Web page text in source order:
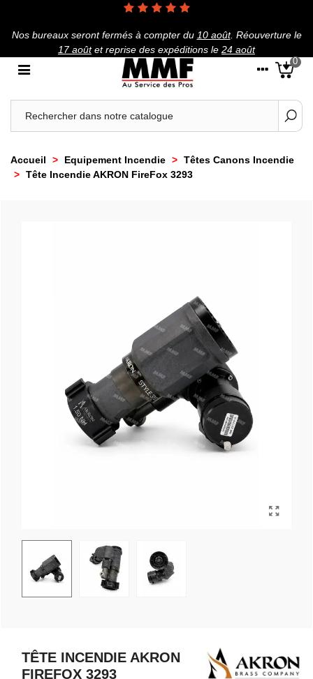
Nos bureaux seront fermés à compter du 10 août. Réouverture le
17 aoûtet reprise des expéditions le 24 août
0
Accueil > Equipement Incendie > Têtes Canons Incendie
> Tête Incendie AKRON FireFox 3293
TÊTE INCENDIE AKRON
FIREFOX 3293